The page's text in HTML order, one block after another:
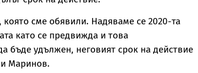
която сме обявили. Надяваме се 2020-та
като се предвижда и това
бъде удължен, неговият срок на действие
Маринов.